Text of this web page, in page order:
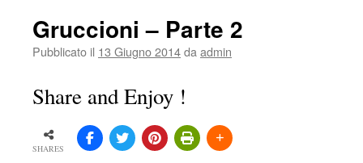
Gruccioni – Parte 2
Pubblicato il 13 Giugno 2014da admin
Share and Enjoy !
SHARES